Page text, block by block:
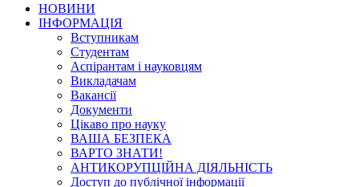
НОВИНИ
ІНФОРМАЦІЯ
Вступникам
Студентам
Аспірантам і науковцям
Викладачам
Вакансії
Документи
Цікаво про науку
ВАША БЕЗПЕКА
ВАРТО ЗНАТИ!
АНТИКОРУПЦІЙНА ДІЯЛЬНІСТЬ
Доступ до публічної інформації